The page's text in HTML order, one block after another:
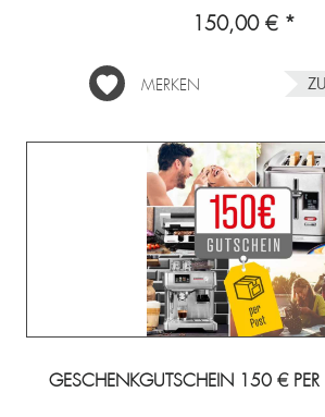
Advanced
Multi-
Power
Standmixer
Mix &
Soup
2.000 W
150,00 € *
MERKEN
GESCHENKGUTSCHEIN 150 € PER